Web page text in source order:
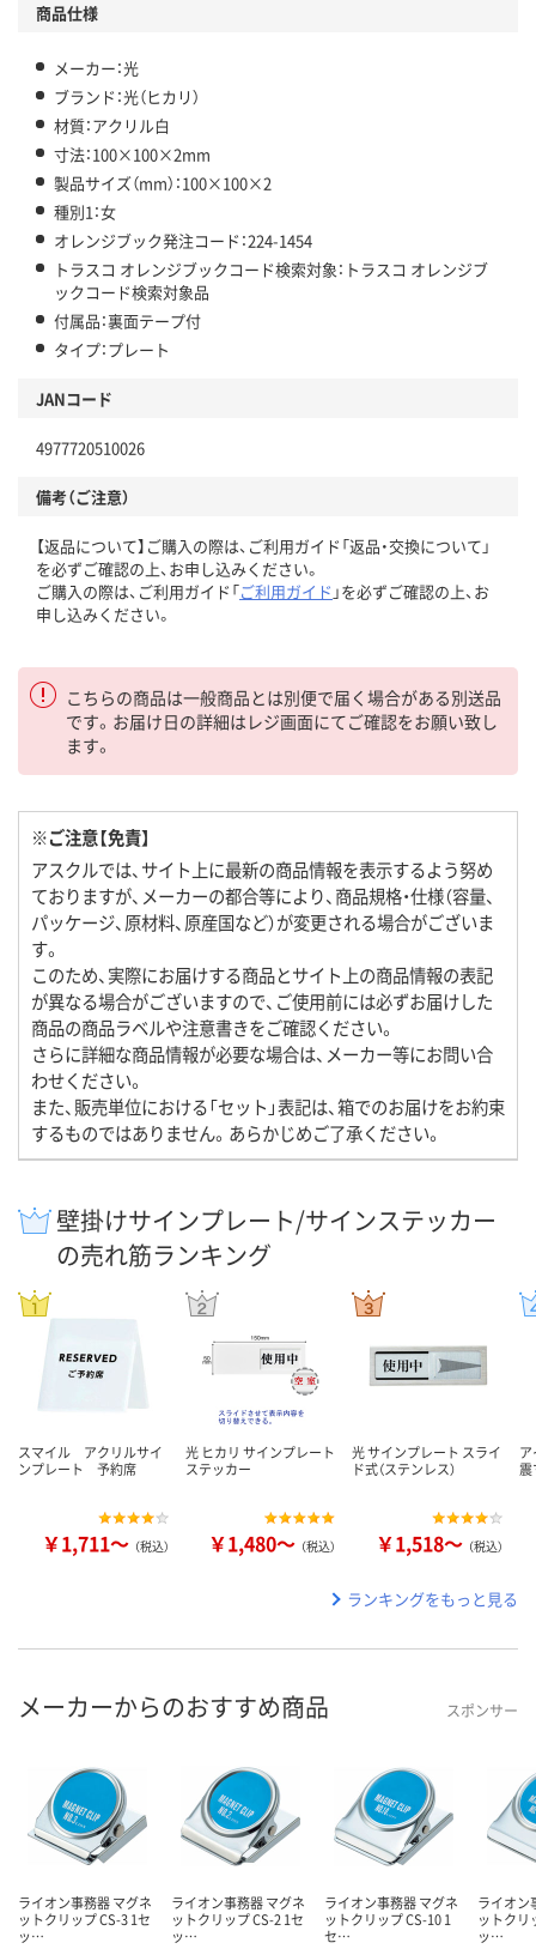
商品仕様
メーカー：光
ブランド：光（ヒカリ）
材質：アクリル白
寸法：100×100×2mm
製品サイズ（mm）：100×100×2
種別1：女
オレンジブック発注コード：224-1454
トラスコ オレンジブックコード検索対象：トラスコ オレンジブ
ックコード検索対象品
付属品：裏面テープ付
タイプ：プレート
JANコード
4977720510026
備考（ご注意）
【返品について】ご購入の際は、ご利用ガイド「返品・交換について」
を必ずご確認の上、お申し込みください。
ご購入の際は、ご利用ガイド「ご利用ガイド 」を必ずご確認の上、お
申し込みください。
こちらの商品は一般商品とは別便で届く場合がある別送品
です。お届け日の詳細はレジ画面にてご確認をお願い致し
ます。
※ご注意【免責】
アスクルでは、サイト上に最新の商品情報を表示するよう努め
ておりますが、メーカーの都合等により、商品規格・仕様（容量、
パッケージ、原材料、原産国など）が変更される場合がございま
す。
このため、実際にお届けする商品とサイト上の商品情報の表記
が異なる場合がございますので、ご使用前には必ずお届けした
商品の商品ラベルや注意書きをご確認ください。
さらに詳細な商品情報が必要な場合は、メーカー等にお問い合
わせください。
また、販売単位における「セット」表記は、箱でのお届けをお約束
するものではありません。あらかじめご了承ください。
壁掛けサインプレート/サインステッカー
の売れ筋ランキング
スマイル アクリルサイ
ンプレート 予約席
￥1,711～ （税込）
光 ヒカリ サインプレート
ステッカー
￥1,480～ （税込）
光 サインプレート スライ
ド式（ステンレス）
￥1,518～ （税込）
ア
震
ランキングをもっと見る
メーカーからのおすすめ商品 スポンサー
ライオン事務器 マグネ
ットクリップ CS-3 1セ
ッ…
ライオン事務器 マグネ
ットクリップ CS-2 1セ
ッ…
ライオン事務器 マグネ
ットクリップ CS-10 1
セ…
ライオン
ットクリ
ッ…